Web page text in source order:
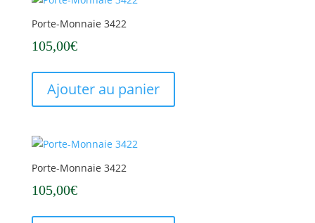
Porte-Monnaie 3422
105,00€
Ajouter au panier
Porte-Monnaie 3422
105,00€